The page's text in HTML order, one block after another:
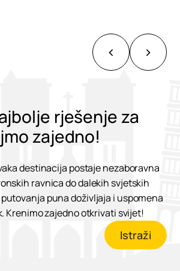
rješenje za
zajedno!
destinacija postaje nezaboravna
ravnica do dalekih svjetskih
puna doživljaja i uspomena
Krenimo zajedno otkrivati svijet!
Istraži